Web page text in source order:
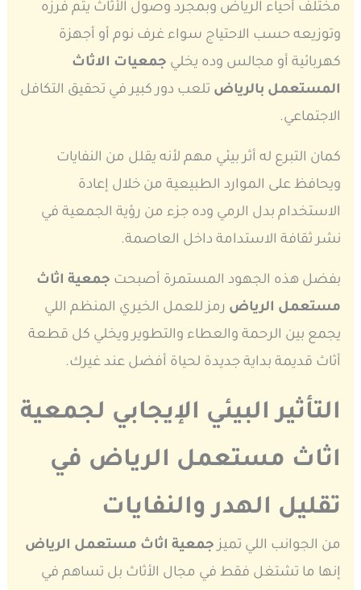
مختلف أحياء الرياض وبمجرد وصول الأثاث يتم فرزه
وتوزيعه حسب الاحتياج سواء غرف نوم أو أجهزة
كهربائية أو مجالس وده يخلي جمعيات الاثاث
المستعمل بالرياض تلعب دور كبير في تحقيق التكافل
الاجتماعي.
كمان التبرع له أثر بيئي مهم لأنه يقلل من النفايات
ويحافظ على الموارد الطبيعية من خلال إعادة
الاستخدام بدل الرمي وده جزء من رؤية الجمعية في
نشر ثقافة الاستدامة داخل العاصمة.
بفضل هذه الجهود المستمرة أصبحت جمعية اثاث
مستعمل الرياض رمز للعمل الخيري المنظم اللي
يجمع بين الرحمة والعطاء والتطوير ويخلي كل قطعة
أثاث قديمة بداية جديدة لحياة أفضل عند غيرك.
التأثير البيئي الإيجابي لجمعية
اثاث مستعمل الرياض في
تقليل الهدر والنفايات
من الجوانب اللي تميزجمعية اثاث مستعمل الرياض
إنها ما تشتغل فقط في مجال الأثاث بل تساهم في